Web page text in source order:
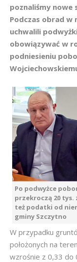
poznaliśmy
Podczas obrad w
uchwalili
obowiązywać w
podniesieniu
Po podwyżce
przekroczą 20
też podatki od
gminy Szczytno
W przypadku
położonych na
wzrośnie z 0,33 do